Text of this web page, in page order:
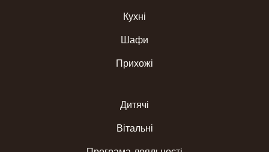
Кухні
Шафи
Прихожі
Дитячі
Вітальні